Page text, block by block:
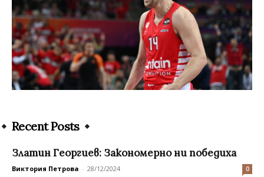
Recent Posts
Златин Георгиев: Закономерно ни победиха
Виктория Петрова - 28/12/2024 0